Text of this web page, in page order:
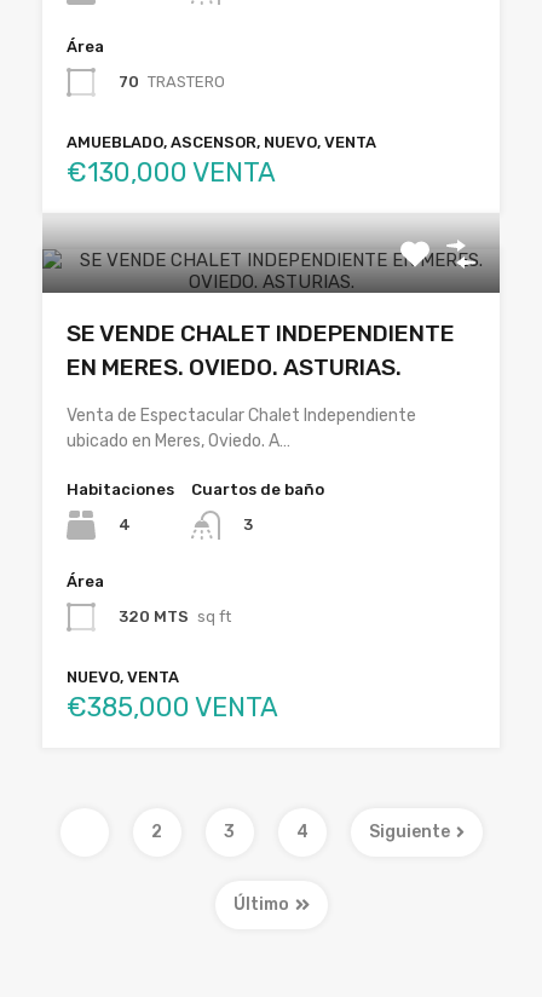
Área
70 TRASTERO
AMUEBLADO, ASCENSOR, NUEVO, VENTA
€130,000 VENTA
SE VENDE CHALET INDEPENDIENTE
EN MERES. OVIEDO. ASTURIAS.
Venta de Espectacular Chalet Independiente
ubicado en Meres, Oviedo. A…
Habitaciones
4
Cuartos de baño
3
Área
320 MTS sq ft
NUEVO, VENTA
€385,000 VENTA
2 3 4 Siguiente
Último